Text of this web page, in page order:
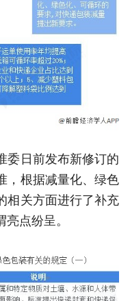
委日前发布新修订的
，根据减量化、绿色
相关方面进行了补充
点纷呈。